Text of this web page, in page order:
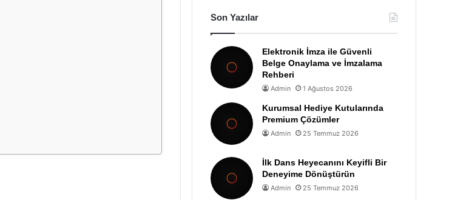
Son Yazılar
Elektronik İmza ile Güvenli
Belge Onaylama ve İmzalama
Rehberi
Admin 1 Ağustos 2026
Kurumsal Hediye Kutularında
Premium Çözümler
Admin 25 Temmuz 2026
İlk Dans Heyecanını Keyifli Bir
Deneyime Dönüştürün
Admin 25 Temmuz 2026